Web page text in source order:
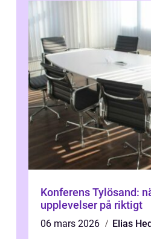
Konferens Tylösand:
upplevelser på riktigt
06 mars 2026
Elias